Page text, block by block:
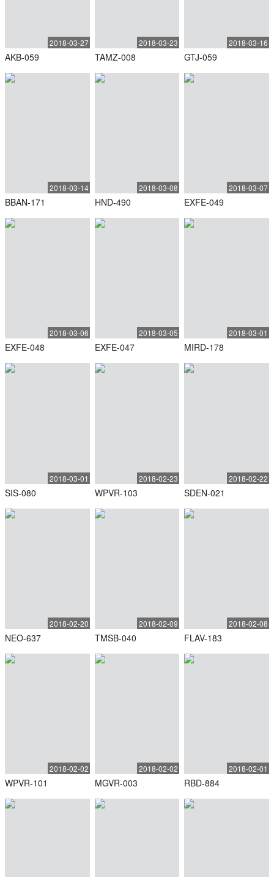
2018-03-27
AKB-059
2018-03-23
TAMZ-008
2018-03-16
GTJ-059
2018-03-14
BBAN-171
2018-03-08
HND-490
2018-03-07
EXFE-049
2018-03-06
EXFE-048
2018-03-05
EXFE-047
2018-03-01
MIRD-178
2018-03-01
SIS-080
2018-02-23
WPVR-103
2018-02-22
SDEN-021
2018-02-20
NEO-637
2018-02-09
TMSB-040
2018-02-08
FLAV-183
2018-02-02
WPVR-101
2018-02-02
MGVR-003
2018-02-01
RBD-884